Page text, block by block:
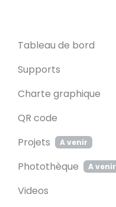
Tableau de bord
Supports
Charte graphique
QR code
Projets
A venir
Photothèque A venir
Videos